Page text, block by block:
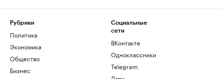
Рубрики
Политика
Экономика
Общество
Бизнес
Социальные
сети
ВКонтакте
Одноклассники
Telegram